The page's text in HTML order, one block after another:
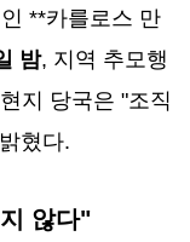
**카를로스 만
밤, 지역 추모행
지 당국은 "조직
혔다.
않다"